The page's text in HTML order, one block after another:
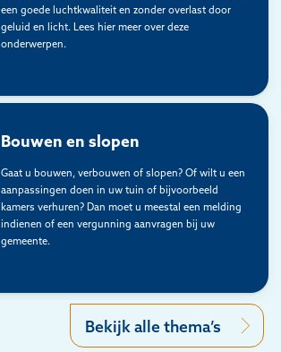
een goede luchtkwaliteit en zonder overlast door
geluid en licht. Lees hier meer over deze
onderwerpen.
Bouwen en slopen
Gaat u bouwen, verbouwen of slopen? Of wilt u een
aanpassingen doen in uw tuin of bijvoorbeeld
kamers verhuren? Dan moet u meestal een melding
indienen of een vergunning aanvragen bij uw
gemeente.
Bekijk alle thema’s